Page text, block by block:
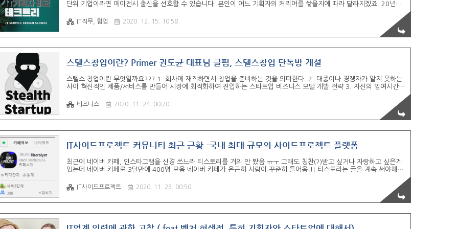
단위 기업이라면 에이전시 출신을 선호할 수 있습니다. 본인이 어느 기획자의 커리어를 쌓을지에 따라 달라지겠죠. 20년차
네이버 카카오 페이스북 구글 급으로 이직하시려면 더더욱이요. 저도 인하우스 기획자를 선호하는 편인데요. 서비스를 운영
하며 실제 데이터를 확인하고 문제를 파악해 개선하고 효과분석까지 하는 그런 plan-do-see 의 사이클의 경험을 많이 해보
기엔 인하우스가 더 좋은 환경이라 생각해요 각각 장/단점이 있어서 인하우스 기획자를 선호하는 기업도 있고, 다양한..
IT직무, 협업 2020. 12. 15. 10:58
스텔스창업이란? Primer 권도균 대표님 글펌, 스텔스창업 단톡방 개설
스텔스 창업이란 무엇일까요??? 1. 회사에 재직하면서 창업을 준비하는 것을 의미한다. 2. 대중이나 경쟁자가 알지 못하는
사이 혁신적인 제품/서비스를 만들어 시장에 최적화하여 진입하는 스타트업 비즈니스 모델 개발 전략 3. 자신의 잉여시간을
용으로 더 적은 리스크로 운영 할 수 있다. + 재직중인 회사의 시스템을 창업자의 시야에서 인사이트를 얻을 수 있다. + 인
건비를 세이브 할 수 있다. 프라이머 권도균 대표님 왈!! 직장은 최고의 창업사관학교입니다. 퇴사를 생각하고 있나요? 직장
비즈니스 2020. 11. 24. 00:20
IT사이드프로젝트 커뮤니티 최근 근황 -국내 최대 규모의 사이드프로젝트 플랫폼
최근에 네이버 카페, 인스타그램을 신경 쓰느라 티스토리를 거의 안 봤음 ㅠㅜ 그래도 칭찬(?)받고 싶거나 자랑하고 싶은게
있는데 네이버 카페로 3달만에 400명 모음 네아버 카페가 은근히 사람이 꾸준히 들어옴!!! 티스토리는 글을 계속 써야해서
씬 큼!!! 이 정도면 국내 최대 규모 사이드프로젝트 플랫폼이라고 해도 괜찮을꺼 같음 다른 사이드프로젝트 플랫폼 가봐야
프로젝트 10개 넘는 곳도 얼마 없다. 사람은 100명 조금 넘는 곳이 대부분임. 광고비 태워도 우리 보다 적음. 우리는 광고
IT사이드프로젝트 2020. 11. 23. 00:50